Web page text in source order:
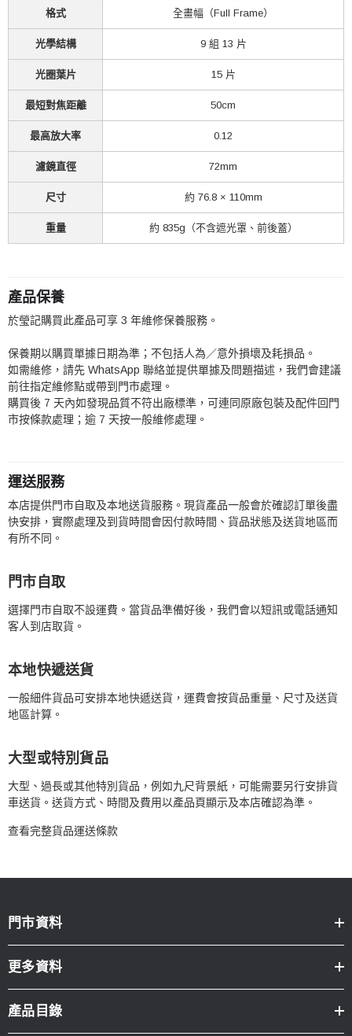
格式 全畫幅（Full Frame）
光學結構 9 組 13 片
光圈葉片 15 片
最短對焦距離 50cm
最高放大率 0.12
濾鏡直徑 72mm
尺寸 約 76.8 × 110mm
重量 約 835g（不含遮光罩、前後蓋）
產品保養
於瑩記購買此產品可享 3 年維修保養服務。
保養期以購買單據日期為準；不包括人為／意外損壞及耗損品。
如需維修，請先 WhatsApp 聯絡並提供單據及問題描述，我們會建議
前往指定維修點或帶到門市處理。
購買後 7 天內如發現品質不符出廠標準，可連同原廠包裝及配件回門
市按條款處理；逾 7 天按一般維修處理。
運送服務
本店提供門市自取及本地送貨服務。現貨產品一般會於確認訂單後盡
快安排，實際處理及到貨時間會因付款時間、貨品狀態及送貨地區而
有所不同。
門市自取
選擇門市自取不設運費。當貨品準備好後，我們會以短訊或電話通知
客人到店取貨。
本地快遞送貨
一般細件貨品可安排本地快遞送貨，運費會按貨品重量、尺寸及送貨
地區計算。
大型或特別貨品
大型、過長或其他特別貨品，例如九尺背景紙，可能需要另行安排貨
車送貨。送貨方式、時間及費用以產品頁顯示及本店確認為準。
查看完整貨品運送條款
門市資料
更多資料
產品目錄